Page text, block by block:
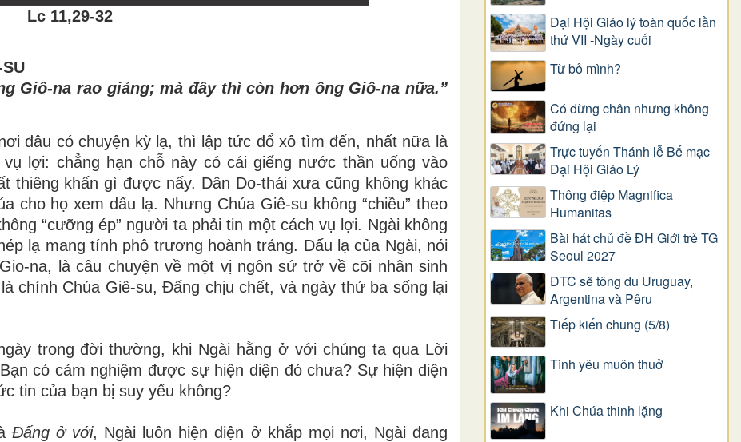
Lc 11,29-32
Giô-na rao giảng; mà đây thì còn hơn ông Giô-na nữa.”
đâu có chuyện kỳ lạ, thì lập tức đổ xô tìm đến, nhất nữa là
lợi: chẳng hạn chỗ này có cái giếng nước thần uống vào
thiêng khấn gì được nấy. Dân Do-thái xưa cũng không khác
cho họ xem dấu lạ. Nhưng Chúa Giê-su không “chiều” theo
“cưỡng ép” người ta phải tin một cách vụ lợi. Ngài không
lạ mang tính phô trương hoành tráng. Dấu lạ của Ngài, nói
na, là câu chuyện về một vị ngôn sứ trở về cõi nhân sinh
chính Chúa Giê-su, Đấng chịu chết, và ngày thứ ba sống lại
trong đời thường, khi Ngài hằng ở với chúng ta qua Lời
có cảm nghiệm được sự hiện diện đó chưa? Sự hiện diện
tin của bạn bị suy yếu không?
Đấng ở với, Ngài luôn hiện diện ở khắp mọi nơi, Ngài đang
Đại Hội Giáo lý toàn quốc lần
thứ VII -Ngày cuối
Từ bỏ mình?
Có dừng chân nhưng không
đứng lại
Trực tuyến Thánh lễ Bế mạc
Đại Hội Giáo Lý
Thông điệp Magnifica
Humanitas
Bài hát chủ đề ĐH Giới trẻ TG
Seoul 2027
ĐTC sẽ tông du Uruguay,
Argentina và Pêru
Tiếp kiến chung (5/8)
Tình yêu muôn thuở
Khi Chúa thinh lặng